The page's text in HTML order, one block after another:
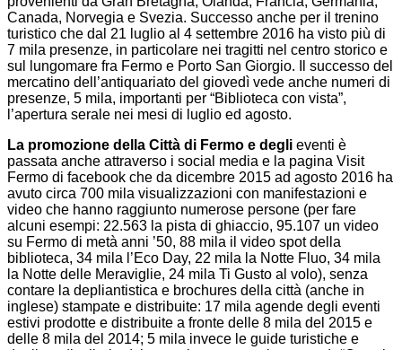
Canada, Norvegia e Svezia. Successo anche per il trenino
turistico che dal 21 luglio al 4 settembre 2016 ha visto più di
7 mila presenze, in particolare nei tragitti nel centro storico e
sul lungomare fra Fermo e Porto San Giorgio. Il successo del
mercatino dell’antiquariato del giovedì vede anche numeri di
presenze, 5 mila, importanti per “Biblioteca con vista”,
l’apertura serale nei mesi di luglio ed agosto.
La promozione della Città di Fermo e degli eventi è
passata anche attraverso i social media e la pagina Visit
Fermo di facebook che da dicembre 2015 ad agosto 2016 ha
avuto circa 700 mila visualizzazioni con manifestazioni e
video che hanno raggiunto numerose persone (per fare
alcuni esempi: 22.563 la pista di ghiaccio, 95.107 un video
su Fermo di metà anni ’50, 88 mila il video spot della
biblioteca, 34 mila l’Eco Day, 22 mila la Notte Fluo, 34 mila
la Notte delle Meraviglie, 24 mila Ti Gusto al volo), senza
contare la depliantistica e brochures della città (anche in
inglese) stampate e distribuite: 17 mila agende degli eventi
estivi prodotte e distribuite a fronte delle 8 mila del 2015 e
delle 8 mila del 2014; 5 mila invece le guide turistiche e